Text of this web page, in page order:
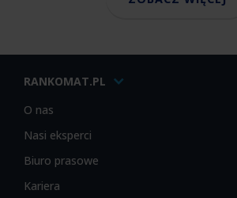
RANKOMAT.PL
O nas
Nasi eksperci
Biuro prasowe
Kariera